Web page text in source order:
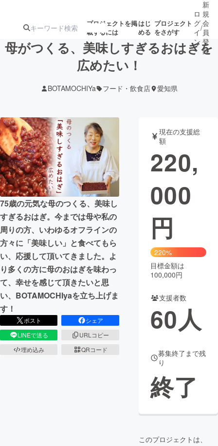
プロジェクトを掲
載するには
はじ
める
プロジェクト
をさがす
ターン
ジェクト
募集終了が近いプ
ロジェクト
されます
アート・写真 音楽
テクノロジー・ガジェット ゲーム・サ
映像・映画
ビジネス・起業
まちづくり・地域活性化
CAMPFIRE for Social Good
CAMPFIRE Creation
CAMPFIREふるさと納税
コミュニティ
ロ
グ
イ
ン
/
新
規
会
員
登
録
母がつくる、美味しすぎるおはぎを
広めたい！
BOTAMOCHIYa フード・飲食店 愛知県
75歳の元気な母のつくる、美味し
すぎるおはぎ。今までは母や私の
周りの方、いわゆるオフラインの
方々に「美味しい」と食べてもら
い、応援して頂いてきました。よ
り多くの方に母のおはぎを味わっ
て、幸せを感じて頂きたいと思
い、BOTAMOCHIyaを立ち上げま
す！
ポスト
シェア
LINEで送る
URLコピー
埋め込み
QRコード
現在の支援総
額
220,
000
円
220%
目標金額は
100,000円
支援者数
60人
募集終了まで残
り
終了
このプロジェクトは、